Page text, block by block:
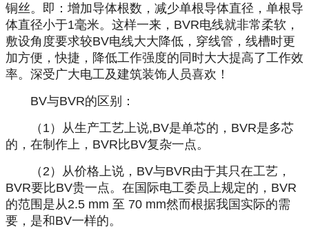
铜丝。即：增加导体根数，减少单根导体直径，单根导
体直径小于1毫米。这样一来，BVR电线就非常柔软，
敷设角度要求较BV电线大大降低，穿线管，线槽时更
加方便，快捷，降低工作强度的同时大大提高了工作效
率。深受广大电工及建筑装饰人员喜欢！
BV与BVR的区别：
（1）从生产工艺上说,BV是单芯的，BVR是多芯
的，在制作上，BVR比BV复杂一点。
（2）从价格上说，BV与BVR由于其只在工艺，
BVR要比BV贵一点。在国际电工委员上规定的，BVR
的范围是从2.5 mm 至 70 mm然而根据我国实际的需
要，是和BV一样的。